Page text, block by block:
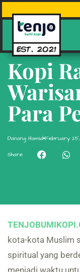
Kopi
Para
Danang Hamid February
Share
kota-kota Muslim
spiritual yang
menjadi waktu